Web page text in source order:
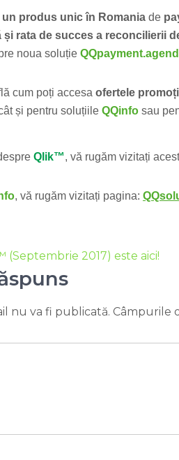
un produs unic în Romania de
și rata de succes a reconcilierii
noua soluție
cum poți accesa ofertele
și pentru soluțiile QQinfo sau
Qlik™, vă rugăm vizitați
, vă rugăm vizitați pagina:
(Septembrie 2017) este aici!
nu va fi publicată. Câmpurile